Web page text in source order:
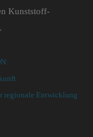
Kunststoff-
regionale Entwicklung